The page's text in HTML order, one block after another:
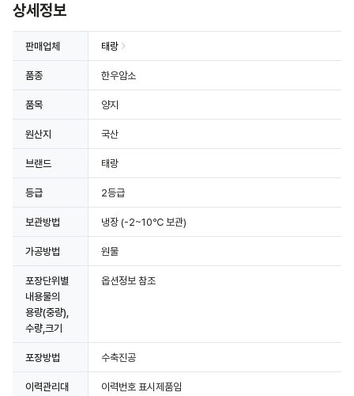
상세정보
판매업체 태랑
품종 한우암소
품목 양지
원산지 국산
브랜드 태랑
등급 2등급
보관방법 냉장 (-2~10℃ 보관)
가공방법 원물
포장단위별
내용물의
용량(중량),
수량,크기
옵션정보 참조
포장방법 수축진공
이력관리대
이력번호 표시제품임